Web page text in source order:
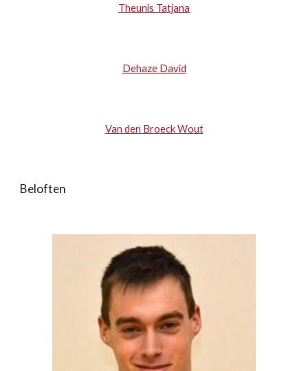
Theunis Tatjana
Dehaze David
Van den Broeck Wout
Beloften